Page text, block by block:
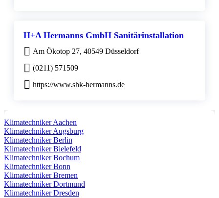
H+A Hermanns GmbH Sanitärinstallation
Am Ökotop 27, 40549 Düsseldorf
(0211) 571509
https://www.shk-hermanns.de
Klimatechniker Aachen
Klimatechniker Augsburg
Klimatechniker Berlin
Klimatechniker Bielefeld
Klimatechniker Bochum
Klimatechniker Bonn
Klimatechniker Bremen
Klimatechniker Dortmund
Klimatechniker Dresden